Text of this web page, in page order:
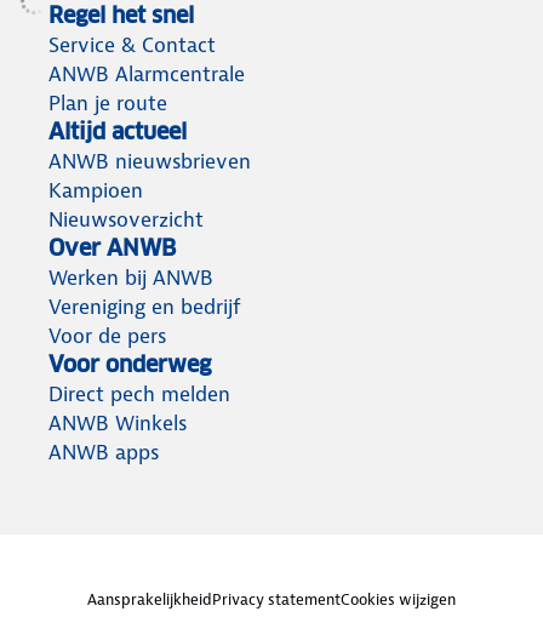
Regel het snel
Service & Contact
ANWB Alarmcentrale
Plan je route
Altijd actueel
ANWB nieuwsbrieven
Kampioen
Nieuwsoverzicht
Over ANWB
Werken bij ANWB
Vereniging en bedrijf
Voor de pers
Voor onderweg
Direct pech melden
ANWB Winkels
ANWB apps
AansprakelijkheidPrivacy statementCookies wijzigen